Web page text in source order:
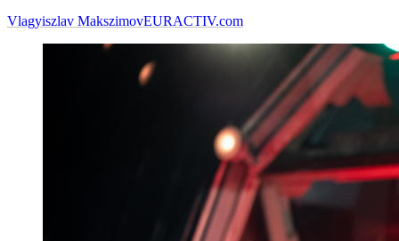
Vlagyiszlav MakszimovEURACTIV.com